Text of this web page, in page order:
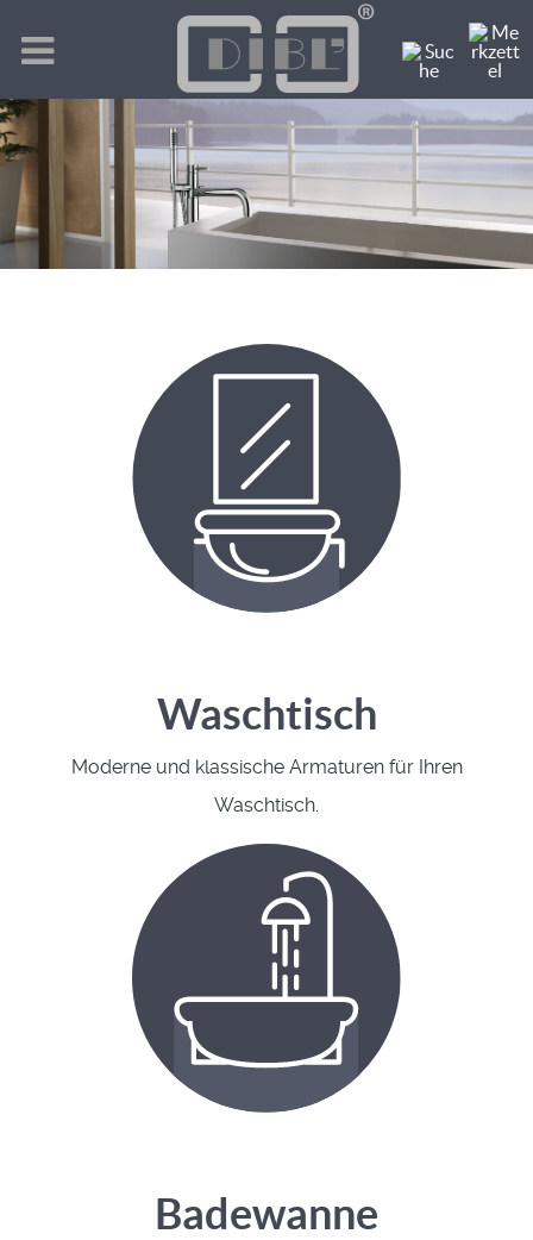
Waschtisch
Moderne und klassische Armaturen für Ihren
Waschtisch.
Badewanne